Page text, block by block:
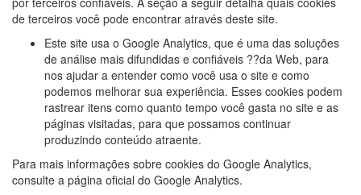
de terceiros você pode encontrar através deste site.
Este site usa o Google Analytics, que é uma das soluções
de análise mais difundidas e confiáveis ??da Web, para
nos ajudar a entender como você usa o site e como
podemos melhorar sua experiência. Esses cookies podem
rastrear itens como quanto tempo você gasta no site e as
páginas visitadas, para que possamos continuar
produzindo conteúdo atraente.
Para mais informações sobre cookies do Google Analytics,
consulte a página oficial do Google Analytics.